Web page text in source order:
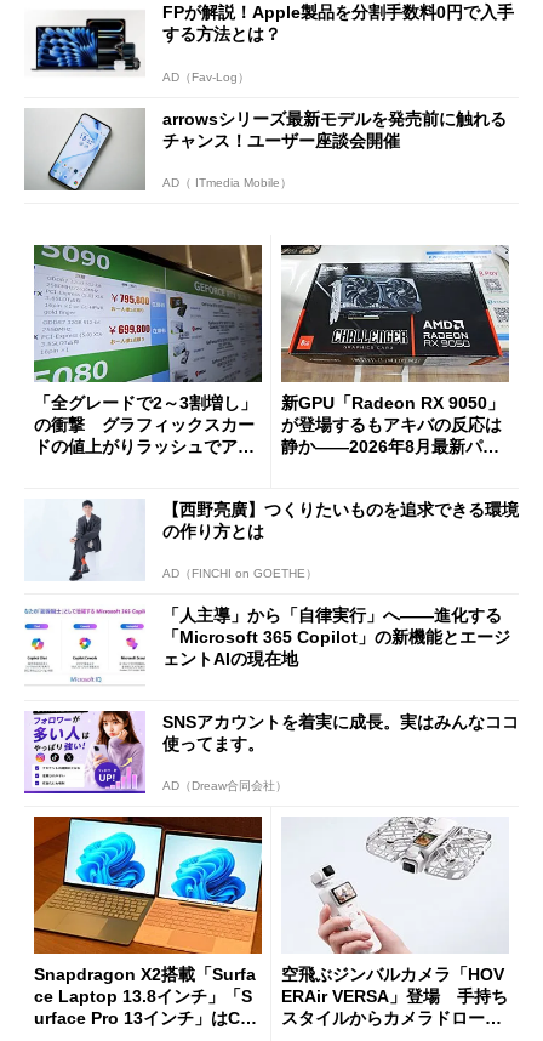
FPが解説！Apple製品を分割手数料0円で入手
する方法とは？
AD（Fav-Log）
arrowsシリーズ最新モデルを発売前に触れる
チャンス！ユーザー座談会開催
AD（ ITmedia Mobile）
「全グレードで2～3割増し」
の衝撃 グラフィックスカー
ドの値上がりラッシュでアキ
新GPU「Radeon RX 9050」
が登場するもアキバの反応は
静か――2026年8月最新パー
【西野亮廣】つくりたいものを追求できる環境
の作り方とは
AD（FINCHI on GOETHE）
「人主導」から「自律実行」へ――進化する
「Microsoft 365 Copilot」の新機能とエージ
ェントAIの現在地
SNSアカウントを着実に成長。実はみんなココ
使ってます。
AD（Dreaw合同会社）
Snapdragon X2搭載「Surfa
ce Laptop 13.8インチ」「S
urface Pro 13インチ」はCop
空飛ぶジンバルカメラ「HOV
ERAir VERSA」登場 手持ち
スタイルからカメラドローン